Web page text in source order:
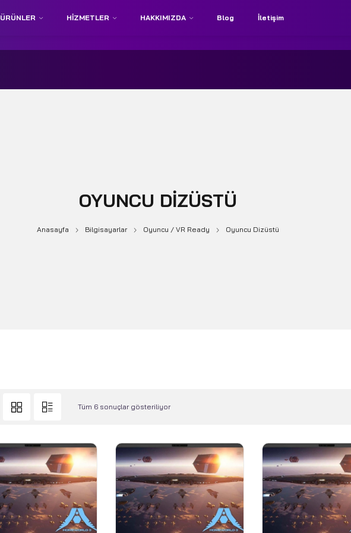
ÜRÜNLER HIZMETLER HAKKIMIZDA Blog İletişim
OYUNCU DIZÜSTÜ
Anasayfa Bilgisayarlar Oyuncu / VR Ready Oyuncu Dizüstü
Tüm 6 sonuçlar gösteriliyor